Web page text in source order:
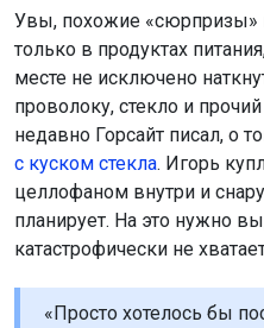
Увы, похожие «сюрпризы»
только в продуктах
месте не исключено
проволоку, стекло и
недавно Горсайт писал, о
с куском стекла. Игорь
целлофаном внутри и
планирует. На это нужно
катастрофически не
«Просто хотелось бы